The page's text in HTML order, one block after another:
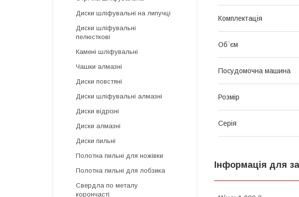
Комплектація
Об`єм
Посудомочна машина
Розмір
Серія
Інформація для
Диски шліфувальні на липучці
Диски шліфувальні
пелюсткові
Камені шліфувальні
Чашки алмазні
Диски повстяні
Диски шліфувальні алмазні
Диски відрізні
Диски алмазні
Диски пильні
Полотна пильні для ножівки
Полотна пильні для лобзика
Свердла по металу
корончасті